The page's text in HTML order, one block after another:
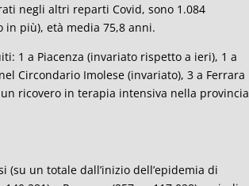
negli altri reparti Covid, sono 1.084
più), età media 75,8 anni.
1 a Piacenza (invariato rispetto a ieri), 1 a
Circondario Imolese (invariato), 3 a Ferrara
ricovero in terapia intensiva nella provincia
(su un totale dall’inizio dell’epidemia di